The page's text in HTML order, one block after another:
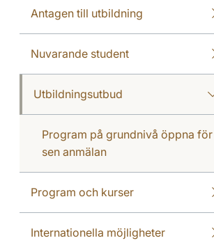
Antagen till utbildning
Nuvarande student
Utbildningsutbud
Program på grundnivå öppna för
sen anmälan
Program och kurser
Internationella möjligheter